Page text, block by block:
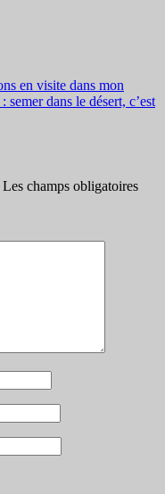
en visite dans mon
dans le désert, c’est
Les champs obligatoires